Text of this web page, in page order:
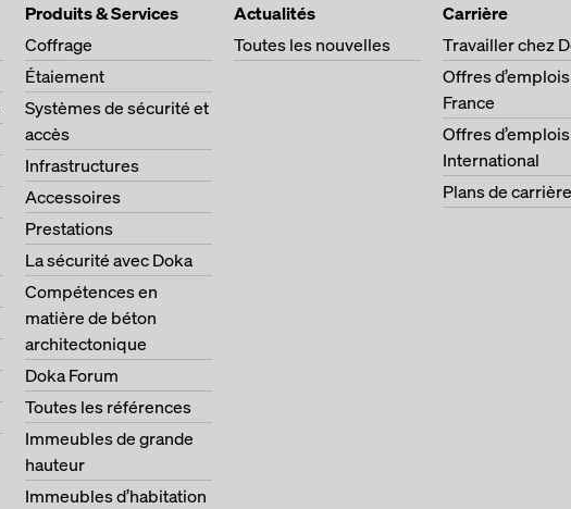
Produits & Services
Coffrage
Étaiement
Systèmes de sécurité et
accès
Infrastructures
Accessoires
Prestations
La sécurité avec Doka
Compétences en
matière de béton
architectonique
Doka Forum
Toutes les références
Immeubles de grande
hauteur
Immeubles d’habitation
Actualités
Toutes les nouvelles
Carrière
Travailler chez
Offres
France
Offres
International
Plans de carrière